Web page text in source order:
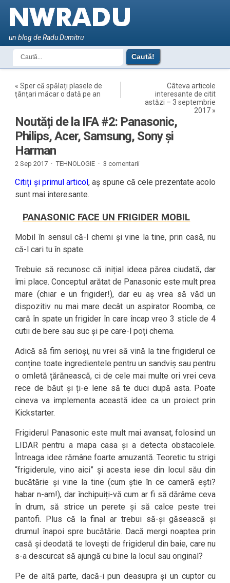
un blog de Radu Dumitru
«Sper că spălați plasele de
țânțari măcar o dată pe an
Câteva articole
interesante de citit
astăzi – 3 septembrie
2017 »
Noutăți de la IFA #2: Panasonic,
Philips, Acer, Samsung, Sony și
Harman
2 Sep 2017 · TEHNOLOGIE · 3 comentarii
Citiți și primul articol, aș spune că cele prezentate acolo
sunt mai interesante.
PANASONIC FACE UN FRIGIDER MOBIL
Mobil în sensul că-l chemi și vine la tine, prin casă, nu
că-l cari tu în spate.
Trebuie să recunosc că inițial ideea părea ciudată, dar
îmi place. Conceptul arătat de Panasonic este mult prea
mare (chiar e un frigider!), dar eu aș vrea să văd un
dispozitiv nu mai mare decât un aspirator Roomba, ce
cară în spate un frigider în care încap vreo 3 sticle de 4
cutii de bere sau suc și pe care-l poți chema.
Adică să fim serioși, nu vrei să vină la tine frigiderul ce
conține toate ingredientele pentru un sandviș sau pentru
o omletă țărănească, ci de cele mai multe ori vrei ceva
rece de băut și ți-e lene să te duci după asta. Poate
cineva va implementa această idee ca un proiect prin
Kickstarter.
Frigiderul Panasonic este mult mai avansat, folosind un
LIDAR pentru a mapa casa și a detecta obstacolele.
Întreaga idee rămâne foarte amuzantă. Teoretic tu strigi
“frigiderule, vino aici” și acesta iese din locul său din
bucătărie și vine la tine (cum știe în ce cameră ești?
habar n-am!), dar închipuiți-vă cum ar fi să dărâme ceva
în drum, să strice un perete și să calce peste trei
pantofi. Plus că la final ar trebui să-și găsească și
drumul înapoi spre bucătărie. Dacă mergi noaptea prin
casă și deodată te lovești de frigiderul din baie, care nu
s-a descurcat să ajungă cu bine la locul sau original?
Pe de altă parte, dacă-i pun deasupra și un cuptor cu